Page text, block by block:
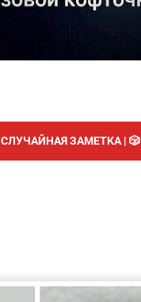
СЛУЧАЙНАЯ ЗАМЕТКА | 🎲